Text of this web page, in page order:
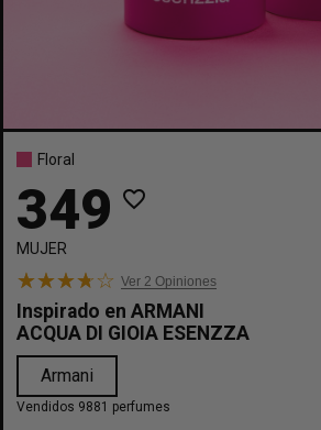
Floral
349 favorite_border
MUJER
Ver 2 Opiniones
Inspirado en ARMANI
ACQUA DI GIOIA ESENZZA
Armani
Vendidos 9881 perfumes